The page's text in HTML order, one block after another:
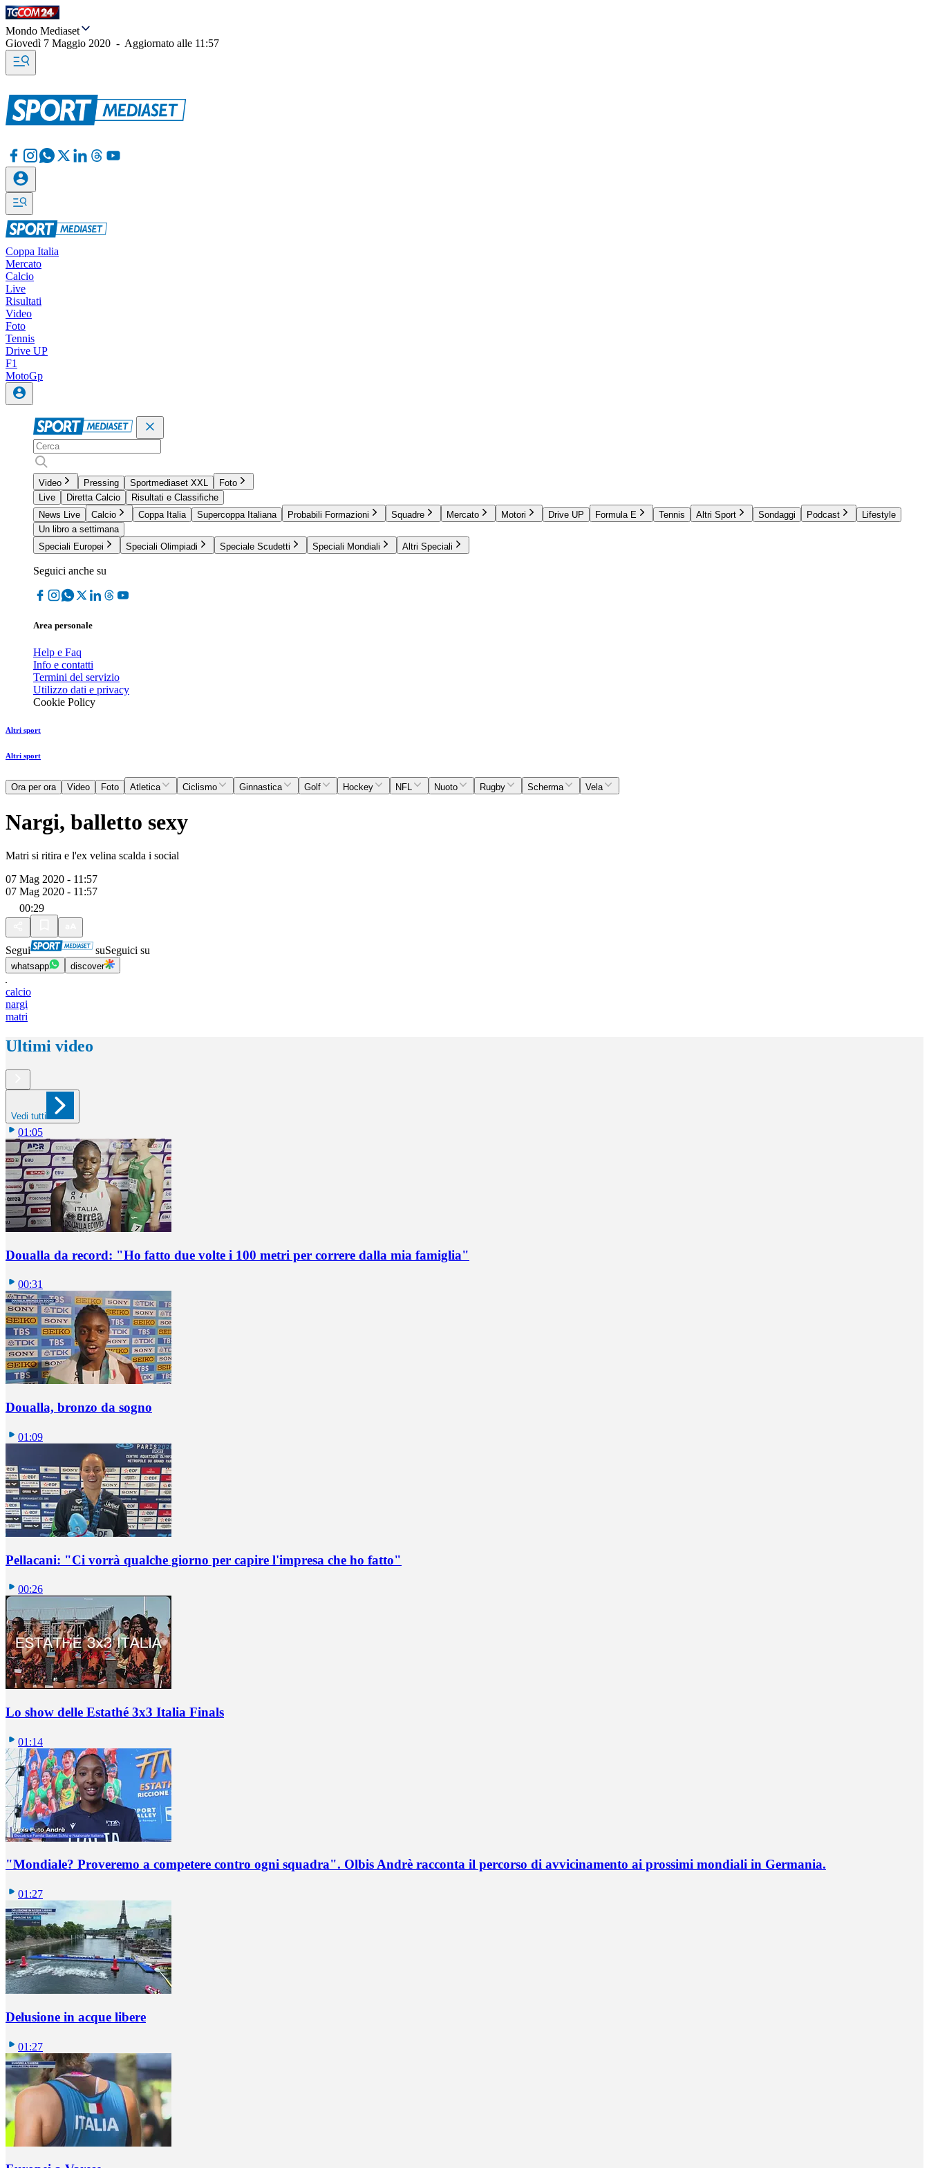
Mondo Mediaset
Giovedì 7 Maggio 2020 - Aggiornato alle 11:57
Coppa Italia
Mercato
Calcio
Live
Risultati
Video
Foto
Tennis
Drive UP
F1
MotoGp
Video Pressing Sportmediaset XXL
Foto
Live
Diretta Calcio
Risultati e Classifiche
News Live
Calcio Coppa Italia Supercoppa Italiana Probabili Formazioni Squadre Mercato Motori Drive UP Formula E Tennis Altri Sport Sondaggi Podcast
Lifestyle
Un libro a settimana
Speciali Europei
Speciali Olimpiadi Speciale Scudetti Speciali Mondiali Altri Speciali
Seguici anche su
Area personale
Help e Faq
Info e contatti
Termini del servizio
Utilizzo dati e privacy
Cookie Policy
Altri sport
Altri sport
Ora per ora Video Foto Atletica Ciclismo Ginnastica Golf Hockey NFL Nuoto Rugby Scherma Vela
Nargi, balletto sexy
Matri si ritira e l'ex velina scalda i social
07 Mag 2020 - 11:57
07 Mag 2020 - 11:57
00:29
Segui suSeguici su
whatsapp discover
calcio
nargi
matri
Ultimi video
Vedi tutti
01:05
Doualla da record: "Ho fatto due volte i 100 metri per correre dalla mia famiglia"
00:31
Doualla, bronzo da sogno
01:09
Pellacani: "Ci vorrà qualche giorno per capire l'impresa che ho fatto"
00:26
Lo show delle Estathé 3x3 Italia Finals
01:14
"Mondiale? Proveremo a competere contro ogni squadra". Olbis Andrè racconta il percorso di avvicinamento ai prossimi mondiali in Germania.
01:27
Delusione in acque libere
01:27